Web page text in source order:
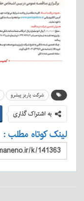
شرکت پاریز پیشرو
به اشتراک گذاری
لینک کوتاه مطلب :